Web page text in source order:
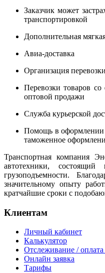
Заказчик может
транспортировкой
Дополнительная
Авиа-доставка
Организация
Перевозки товаров
оптовой продажи
Служба курьерской
Помощь в оформлении
таможенное
Транспортная компания
автотехники,
грузоподъемности.
значительному опыту
кратчайшие сроки с
Клиентам
Личный кабинет
Калькулятор
Отслеживание / оплата
Онлайн заявка
Тарифы